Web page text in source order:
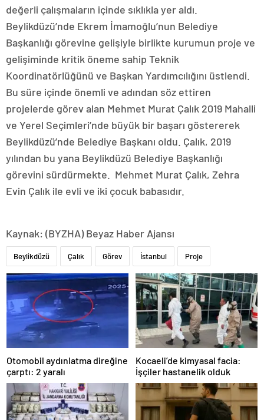
değerli çalışmaların içinde sıklıkla yer aldı.
Beylikdüzü’nde Ekrem İmamoğlu’nun Belediye
Başkanlığı görevine gelişiyle birlikte kurumun proje ve
gelişiminde kritik öneme sahip Teknik
Koordinatörlüğünü ve Başkan Yardımcılığını üstlendi.
Bu süre içinde önemli ve adından söz ettiren
projelerde görev alan Mehmet Murat Çalık 2019 Mahalli
ve Yerel Seçimleri’nde büyük bir başarı göstererek
Beylikdüzü’nde Belediye Başkanı oldu. Çalık, 2019
yılından bu yana Beylikdüzü Belediye Başkanlığı
görevini sürdürmekte. Mehmet Murat Çalık, Zehra
Evin Çalık ile evli ve iki çocuk babasıdır.
Kaynak: (BYZHA) Beyaz Haber Ajansı
Beylikdüzü Çalık Görev İstanbul Proje
Otomobil aydınlatma direğine
çarptı: 2 yaralı
Kocaeli’de kimyasal facia:
İşçiler hastanelik olduk